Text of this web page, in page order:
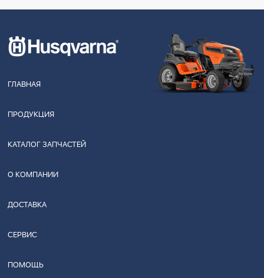
ГЛАВНАЯ
ПРОДУКЦИЯ
КАТАЛОГ ЗАПЧАСТЕЙ
О КОМПАНИИ
ДОСТАВКА
СЕРВИС
ПОМОЩЬ